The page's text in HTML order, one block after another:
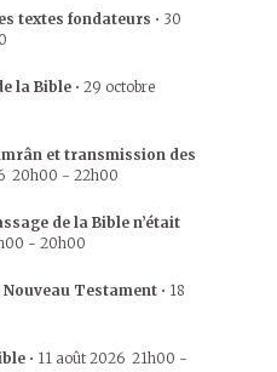
textes fondateurs • 30
la Bible • 29 octobre
et transmission des
20h00 - 22h00
de la Bible n’était
- 20h00
Nouveau Testament • 18
• 11 août 2026 21h00 -